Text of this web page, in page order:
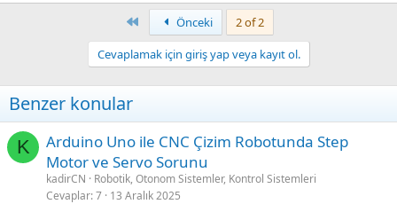
Önceki
2 of 2
Cevaplamak için giriş yap veya kayıt ol.
Benzer konular
K
Arduino Uno ile CNC Çizim Robotunda Step
Motor ve Servo Sorunu
kadirCN
Robotik, Otonom Sistemler, Kontrol Sistemleri
Cevaplar 7 13 Aralık 2025